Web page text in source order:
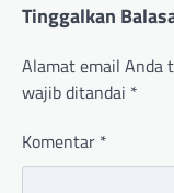
Tinggalkan
Alamat email Anda
wajib ditandai *
Komentar *